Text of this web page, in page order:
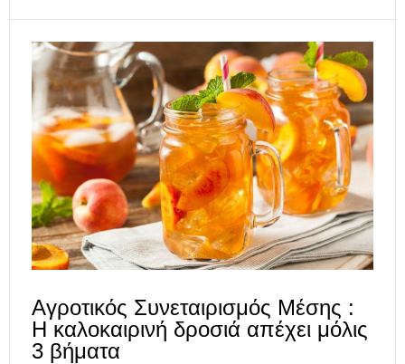
Αγροτικός Συνεταιρισμός Μέσης :
Η καλοκαιρινή δροσιά απέχει μόλις
3 βήματα